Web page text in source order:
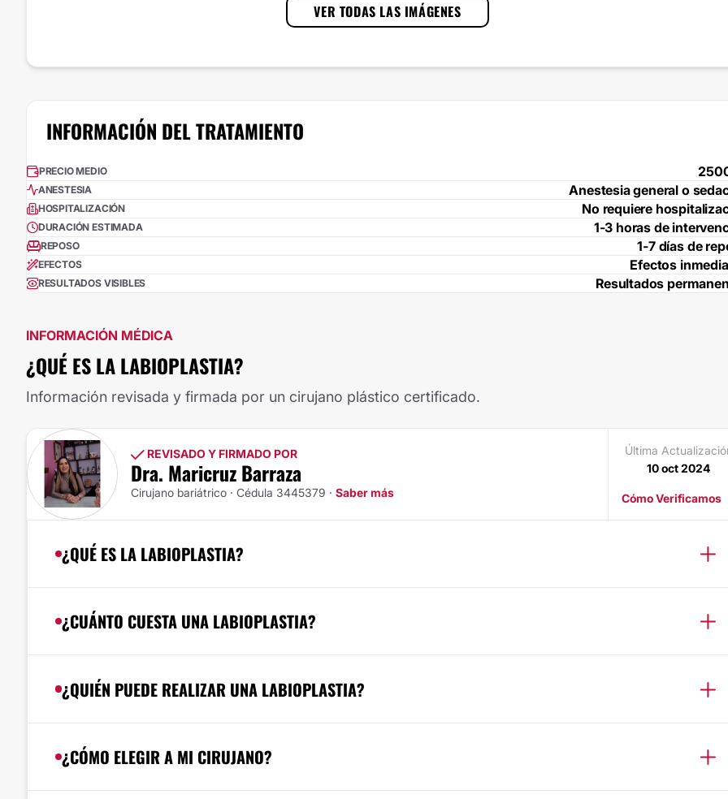
VER TODAS LAS IMÁGENES
INFORMACIÓN DEL TRATAMIENTO
PRECIO MEDIO
ANESTESIA Anestesia general o
HOSPITALIZACIÓN No requiere
DURACIÓN ESTIMADA 1-3 horas de
REPOSO 1-7 días de
EFECTOS Efectos
RESULTADOS VISIBLES Resultados
INFORMACIÓN MÉDICA
¿QUÉ ES LA LABIOPLASTIA?
Información revisada y firmada por un cirujano plástico certificado.
REVISADO Y FIRMADO POR
Dra. Maricruz Barraza
Cirujano bariátrico · Cédula 3445379 · Saber más
Última
10 oct 2024
Cómo Verificamos
¿QUÉ ES LA LABIOPLASTIA?
¿CUÁNTO CUESTA UNA LABIOPLASTIA?
¿QUIÉN PUEDE REALIZAR UNA LABIOPLASTIA?
¿CÓMO ELEGIR A MI CIRUJANO?